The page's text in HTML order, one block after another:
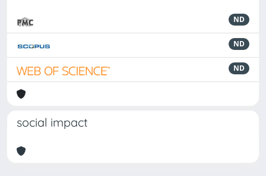
ND
ND
ND
social impact